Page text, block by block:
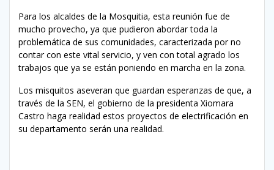
Para los alcaldes de la Mosquitia, esta reunión fue de
mucho provecho, ya que pudieron abordar toda la
problemática de sus comunidades, caracterizada por no
contar con este vital servicio, y ven con total agrado los
trabajos que ya se están poniendo en marcha en la zona.
Los misquitos aseveran que guardan esperanzas de que, a
través de la SEN, el gobierno de la presidenta Xiomara
Castro haga realidad estos proyectos de electrificación en
su departamento serán una realidad.